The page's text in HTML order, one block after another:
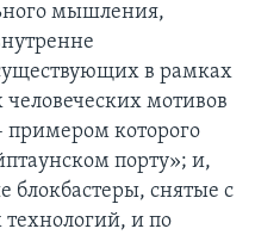
мышления,
в рамках
мотивов
примером которого
порту»; и,
снятые с
и по